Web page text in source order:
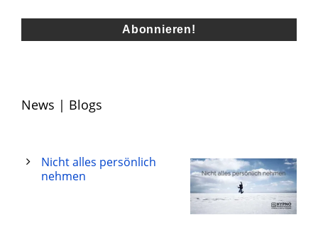
News | Blogs
Nicht alles persönlich
nehmen